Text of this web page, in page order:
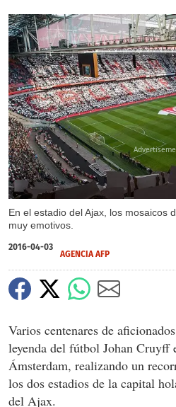
En el estadio del Ajax, los mosaicos
muy emotivos.
2016-04-03
AGENCIA AFP
Varios centenares de
leyenda del fútbol Johan Cruyff
Ámsterdam, realizando un
los dos estadios de la capital
del Ajax.